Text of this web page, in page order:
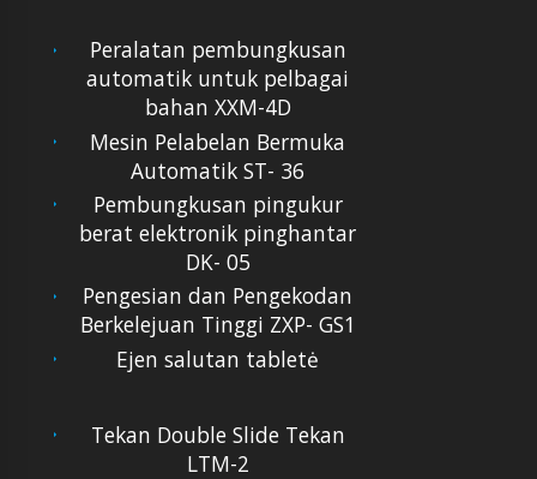
Peralatan pembungkusan
automatik untuk pelbagai
bahan XXM-4D
Mesin Pelabelan Bermuka
Automatik ST- 36
Pembungkusan pingukur
berat elektronik pinghantar
DK- 05
Pengesian dan Pengekodan
Berkelejuan Tinggi ZXP- GS1
Ejen salutan tabletė
Tekan Double Slide Tekan
LTM-2